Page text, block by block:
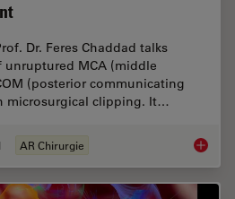
Dr. Feres Chaddad talks
MCA (middle
(posterior communicating
microsurgical clipping. It…
AR Chirurgie